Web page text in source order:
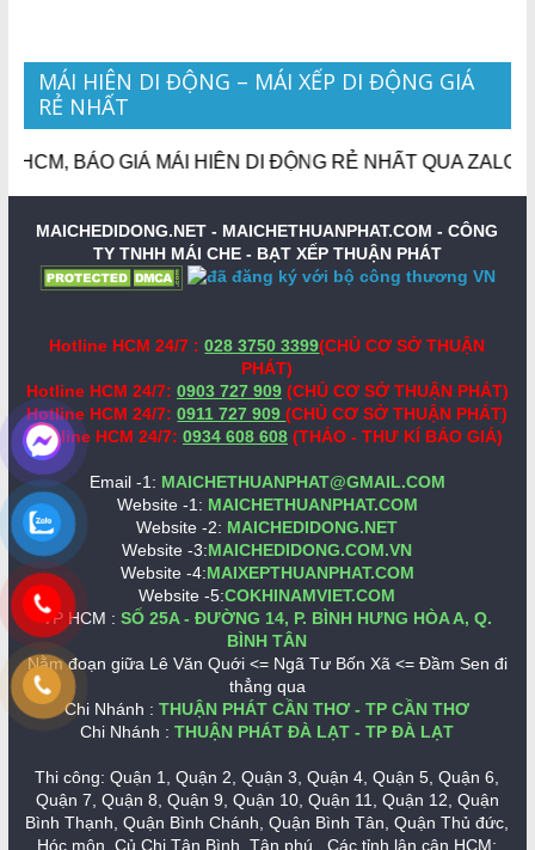
MÁI HIÊN DI ĐỘNG – MÁI XẾP DI ĐỘNG GIÁ
RẺ NHẤT
BÁO GIÁ MÁI HIÊN DI ĐỘNG RẺ NHẤT QUA ZALO,
MAICHEDIDONG.NET - MAICHETHUANPHAT.COM - CÔNG
TY TNHH MÁI CHE - BẠT XẾP THUẬN PHÁT
Hotline HCM 24/7 :028 3750 3399(CHỦ CƠ SỞ THUẬN
PHÁT)
Hotline HCM 24/7: 0903 727 909 (CHỦ CƠ SỞ THUẬN PHÁT)
Hotline HCM 24/7: 0911 727 909(CHỦ CƠ SỞ THUẬN PHÁT)
Hotline HCM 24/7: 0934 608 608 (THẢO - THƯ KÍ BÁO GIÁ)
Email -1: MAICHETHUANPHAT@GMAIL.COM
Website -1: MAICHETHUANPHAT.COM
Website -2: MAICHEDIDONG.NET
Website -3:MAICHEDIDONG.COM.VN
Website -4:MAIXEPTHUANPHAT.COM
Website -5:COKHINAMVIET.COM
VP HCM :SỐ 25A - ĐƯỜNG 14, P. BÌNH HƯNG HÒA A, Q.
BÌNH TÂN
Nằm đoạn giữa Lê Văn Quới <= Ngã Tư Bốn Xã <= Đầm Sen đi
thẳng qua
Chi Nhánh : THUẬN PHÁT CẦN THƠ - TP CẦN THƠ
Chi Nhánh : THUẬN PHÁT ĐÀ LẠT - TP ĐÀ LẠT
Thi công: Quận 1, Quận 2, Quận 3, Quận 4, Quận 5, Quận 6,
Quận 7, Quận 8, Quận 9, Quận 10, Quận 11, Quận 12, Quận
Bình Thạnh, Quận Bình Chánh, Quận Bình Tân, Quận Thủ đức,
Hóc môn, Củ Chi,Tân Bình, Tân phú.. Các tỉnh lân cận HCM: